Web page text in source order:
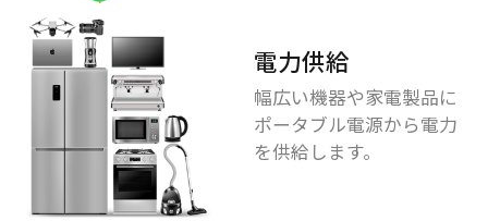
電力供給
幅広い機器や家電製品に
ポータブル電源から電力
を供給します。